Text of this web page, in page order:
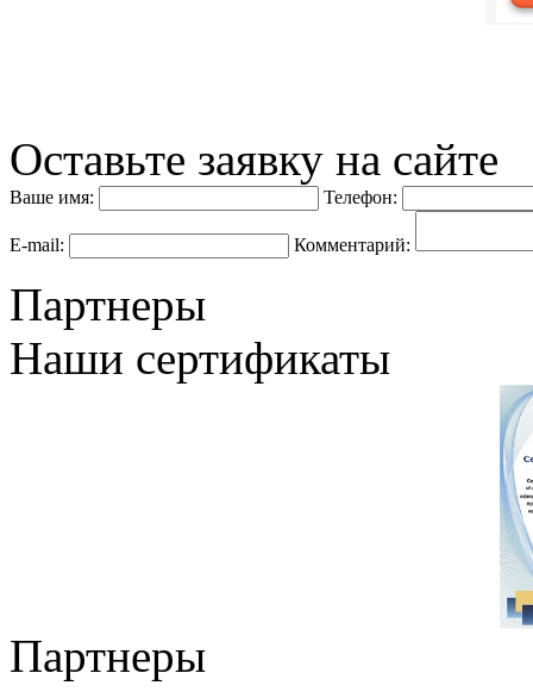
Оставьте заявку на сайте
Ваше имя: Телефон:
E-mail: Комментарий:
Партнеры
Наши сертификаты
Партнеры